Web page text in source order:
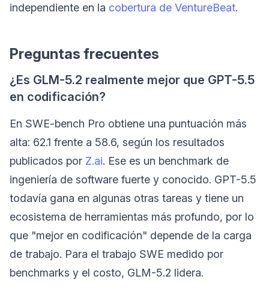
independiente en la cobertura de VentureBeat.
Preguntas frecuentes
¿Es GLM-5.2 realmente mejor que GPT-5.5
en codificación?
En SWE-bench Pro obtiene una puntuación más
alta: 62.1 frente a 58.6, según los resultados
publicados por Z.ai. Ese es un benchmark de
ingeniería de software fuerte y conocido. GPT-5.5
todavía gana en algunas otras tareas y tiene un
ecosistema de herramientas más profundo, por lo
que "mejor en codificación" depende de la carga
de trabajo. Para el trabajo SWE medido por
benchmarks y el costo, GLM-5.2 lidera.